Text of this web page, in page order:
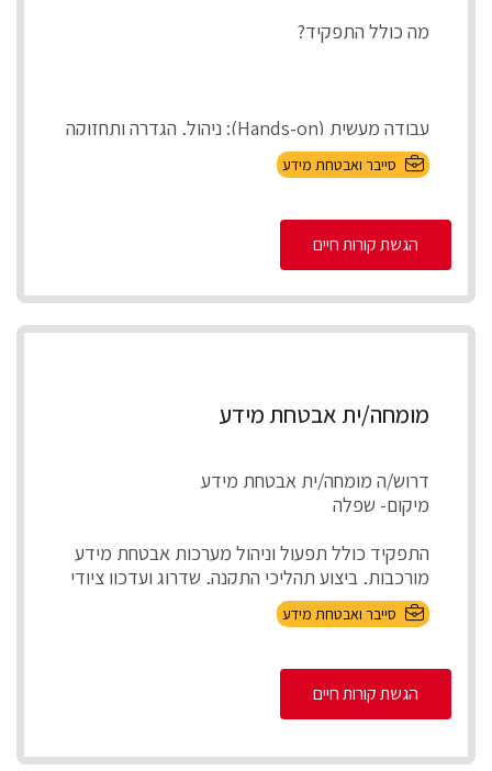
מה כולל התפקיד?
עבודה מעשית (Hands-on): ניהול, הגדרה ותחזוקה
ובענן).
Incident Respons...
סייבר ואבטחת מידע
הגשת קורות חיים
מומחה/ית אבטחת מידע
דרוש/ה מומחה/ית אבטחת מידע
מיקום- שפלה
התפקיד כולל תפעול וניהול מערכות אבטחת מידע
מורכבות, ביצוע תהליכי התקנה, שדרוג ועדכון ציודי
אבטחת ...סייבר ואבטחת מידע
הגשת קורות חיים